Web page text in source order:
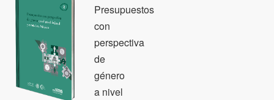
Presupuestos
con
perspectiva
de
género
a nivel